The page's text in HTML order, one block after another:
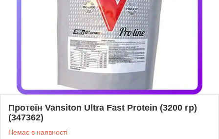
Протеїн Vansiton Ultra Fast Protein (3200 гр)
(347362)
Немає в наявності